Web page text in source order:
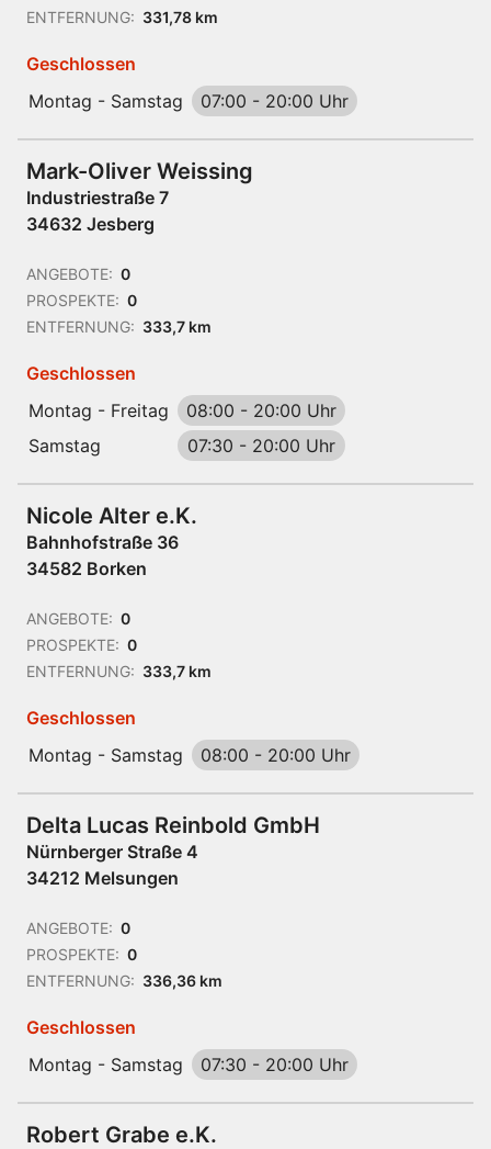
ENTFERNUNG: 331,78 km
Geschlossen
Montag - Samstag
07:00 - 20:00 Uhr
Mark-Oliver Weissing
Industriestraße 7
34632 Jesberg
ANGEBOTE: 0
PROSPEKTE: 0
ENTFERNUNG: 333,7 km
Geschlossen
Montag - Freitag
08:00 - 20:00 Uhr
Samstag
07:30 - 20:00 Uhr
Nicole Alter e.K.
Bahnhofstraße 36
34582 Borken
ANGEBOTE: 0
PROSPEKTE: 0
ENTFERNUNG: 333,7 km
Geschlossen
Montag - Samstag
08:00 - 20:00 Uhr
Delta Lucas Reinbold GmbH
Nürnberger Straße 4
34212 Melsungen
ANGEBOTE: 0
PROSPEKTE: 0
ENTFERNUNG: 336,36 km
Geschlossen
Montag - Samstag
07:30 - 20:00 Uhr
Robert Grabe e.K.